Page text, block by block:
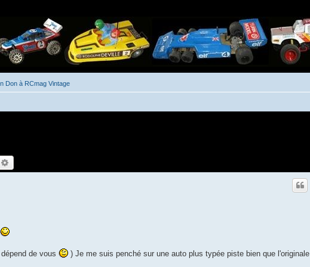
Don à RCmag Vintage
de vous
) Je me suis penché sur une auto plus typée piste bien que l'originale